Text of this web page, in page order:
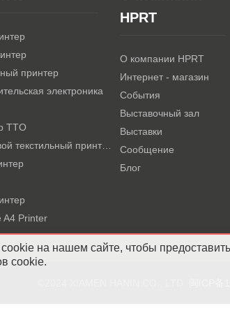
принтер
электроника
TTO
A4 Printer
HPRT
О компании HPRT
Интернет - магазин
События
Выставочный зал
Выставки
Сообщение
Блог
闽ICP
на нашем сайте, чтобы предоставить
cookie.